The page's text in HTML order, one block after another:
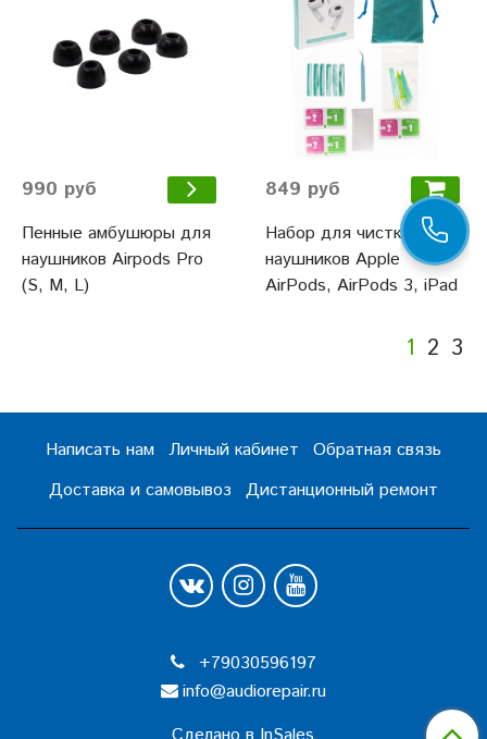
990 руб
Пенные амбушюры для
наушников Airpods Pro
(S, M, L)
849 руб
Набор для чистки
наушников Apple
AirPods, AirPods 3, iPad
1 2 3
Написать нам Личный кабинет
Обратная связь
Доставка и самовывоз
Дистанционный ремонт
+79030596197
info@audiorepair.ru